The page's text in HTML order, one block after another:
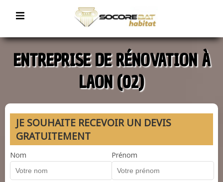
ENTREPRISE DE RÉNOVATION À
LAON (02)
JE SOUHAITE RECEVOIR UN DEVIS
GRATUITEMENT
Nom Prénom